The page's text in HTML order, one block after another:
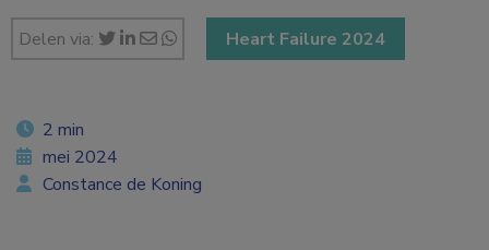
Delen via: Heart Failure 2024
2 min
mei 2024
Constance de Koning